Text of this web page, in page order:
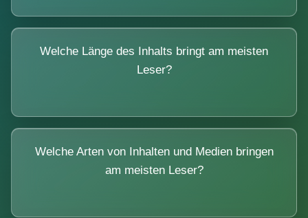
Welche Länge des Inhalts bringt am meisten
Leser?
Welche Arten von Inhalten und Medien bringen
am meisten Leser?